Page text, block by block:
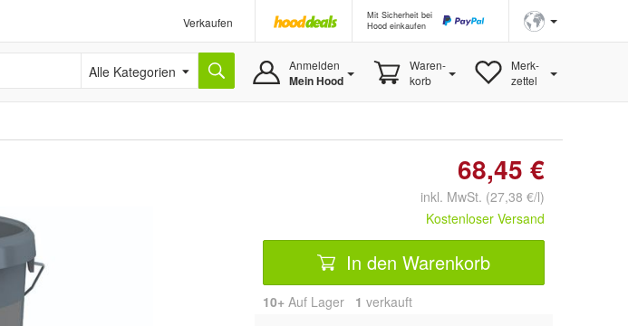
Verkaufen
Mit Sicherheit bei
Hood einkaufen
Alle Kategorien Anmelden
Mein Hood
Waren-
korb
Merk-
zettel
68,45 €
inkl. MwSt. (27,38 €/l)
Kostenloser Versand
In den Warenkorb
10+ Auf Lager 1 verkauft